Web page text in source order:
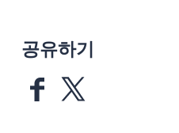
공유하기